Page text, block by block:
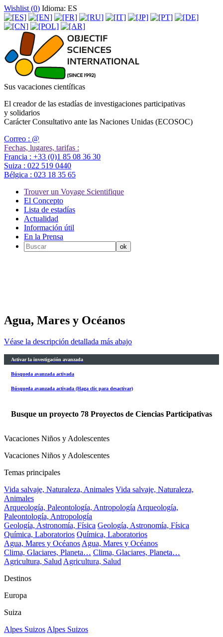
Wishlist (0) Idioma: ES
Sus vacaciones científicas
El creador de las estadías de investigaciones participativas
y solidarios
Carácter Consultativo ante las Naciones Unidas (ECOSOC)
Correo : @
Fechas, lugares, tarifas :
Francia : +33 (0)1 85 08 36 30
Suiza : 022 519 0440
Bélgica : 023 18 35 65
Trouver un Voyage Scientifique
El Concepto
Lista de estadías
Actualidad
Información útil
En la Prensa
Agua, Mares y Océanos
Véase la descripción detallada más abajo
Activar la investigación avanzada
Búsqueda avanzada activada
Búsqueda avanzada activada (Haga clic para desactivar)
Busque un proyecto 78 Proyectos de Ciencias Participativas
Vacaciones Niños y Adolescentes
Vacaciones Niños y Adolescentes
Temas principales
Vida salvaje, Naturaleza, Animales Vida salvaje, Naturaleza,
Animales
Arqueología, Paleontología, Antropología Arqueología,
Paleontología, Antropología
Geología, Astronomía, Física Geología, Astronomía, Física
Química, Laboratorios Química, Laboratorios
Agua, Mares y Océanos Agua, Mares y Océanos
Clima, Glaciares, Planeta… Clima, Glaciares, Planeta…
Agricultura, Salud Agricultura, Salud
Destinos
Europa
Suiza
Alpes Suizos Alpes Suizos